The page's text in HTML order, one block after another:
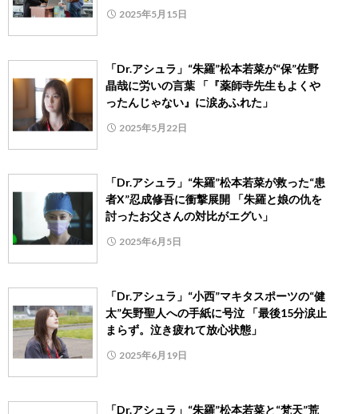
2025年5月15日
「Dr.アシュラ」“朱羅”松本若菜が“保”佐野
晶哉に労いの言葉 「『薬師寺先生もよくや
ったんじゃない』に涙あふれた」
2025年5月22日
「Dr.アシュラ」“朱羅”松本若菜が救った“患
者X”忍成修吾に衝撃展開 「朱羅と娘の仇を
討ったお父さんの対比がエグい」
2025年6月5日
「Dr.アシュラ」“小西”マキタスポーツの“健
太”矢野聖人への手紙に号泣 「最後15分涙止
まらず。泣き疲れて放心状態」
2025年6月19日
「Dr.アシュラ」“朱羅”松本若菜と“梵天”荒